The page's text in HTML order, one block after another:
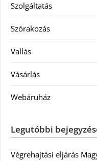
Szolgáltatás
Szórakozás
Vallás
Vásárlás
Webáruház
Legutóbbi
Végrehajtási eljárás